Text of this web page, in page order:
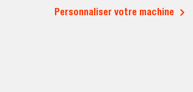
Personnaliser votre machine